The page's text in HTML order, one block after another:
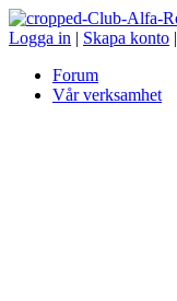
Logga in | Skapa konto |
Forum
Vår verksamhet